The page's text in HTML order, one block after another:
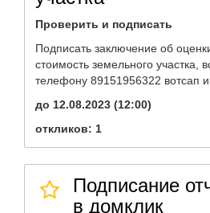
Проверить и подписать
Подписать заключение об
стоимость земельного участка,
телефону 89151956322 вотсап и
до 12.08.2023 (12:00)
откликов: 1
Подписание
в домклик